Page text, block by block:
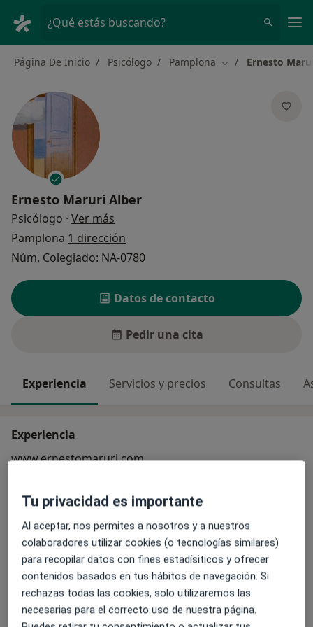
¿Qué estás buscando?
Página De Inicio Psicólogo Pamplona Cambiar de ciudad
Ernesto
Ernesto Maruri Alber
Psicólogo · Ver más
Pamplona 1 dirección
Núm. Colegiado: NA-0780
Datos de contacto
Pedir una cita
Experiencia Servicios y precios Consultas
Experiencia
www.ernestomaruri.com
c/ Amaya, 2-B, 4º iz. (Pamplona) (Navarra - España)
Tengo el "Título oficial de Psicólogo Especialista en
Psicología Clínica".
Tratamiento psicoanalítico. Atendiendo a las
manifestaciones del inconsciente: saber hacer mejor
con el sufrimiento. Inhibiciones, excesos, síntomas y
angustia.
Ansiedad, depresión, bloqueo, pánico, fobias,
ver másSobre mí
Psicoanálisis
Tu privacidad es importante
Al aceptar, nos permites a nosotros y a nuestros
colaboradores utilizar cookies (o tecnologías similares)
para recopilar datos con fines estadísiticos y ofrecer
contenidos basados en tus hábitos de navegación. Si
rechazas todas las cookies, solo utilizaremos las
necesarias para el correcto uso de nuestra página.